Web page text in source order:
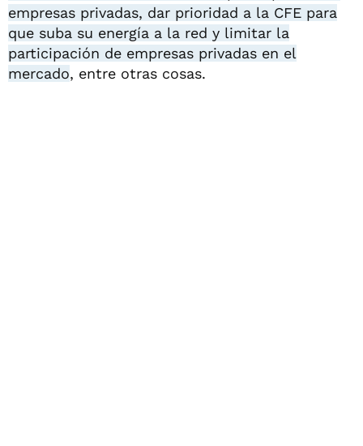
empresas privadas, dar prioridad a la CFE para
que suba su energía a la red y limitar la
participación de empresas privadas en el
mercado, entre otras cosas.